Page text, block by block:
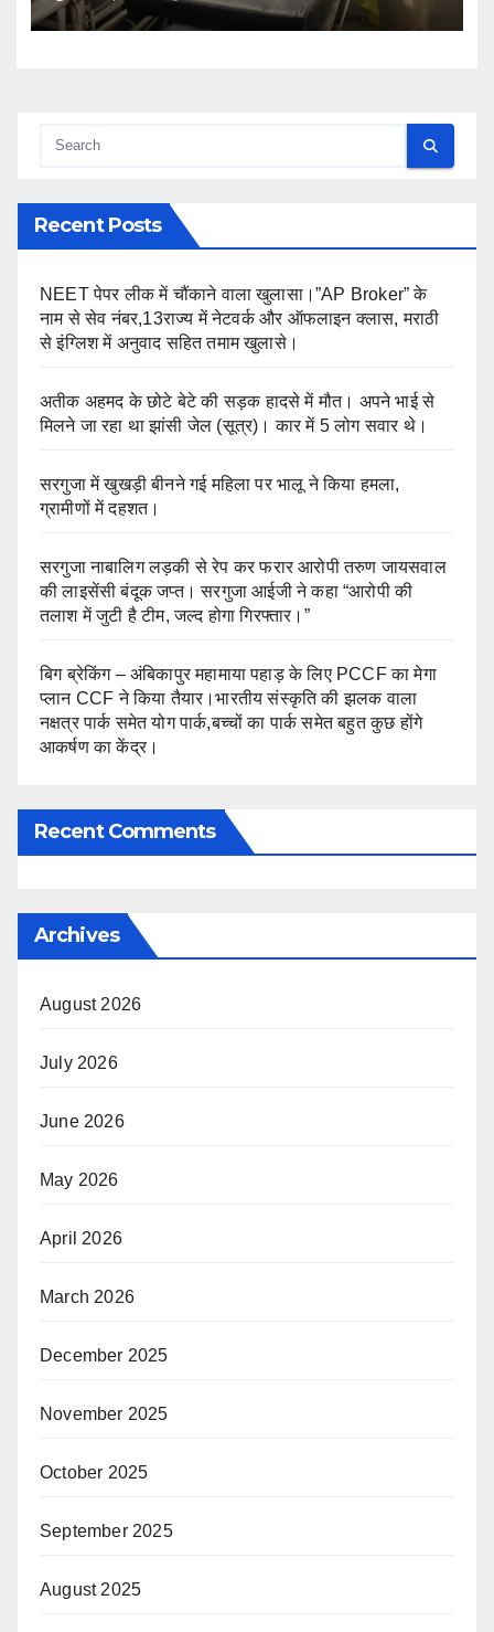
Recent Posts
NEET पेपर लीक में चौंकाने वाला खुलासा।”AP Broker” के
नाम से सेव नंबर,13राज्य में नेटवर्क और ऑफलाइन क्लास, मराठी
से इंग्लिश में अनुवाद सहित तमाम खुलासे।
अतीक अहमद के छोटे बेटे की सड़क हादसे में मौत। अपने भाई से
मिलने जा रहा था झांसी जेल (सूत्र)। कार में 5 लोग सवार थे।
सरगुजा में खुखड़ी बीनने गई महिला पर भालू ने किया हमला,
ग्रामीणों में दहशत।
सरगुजा नाबालिग लड़की से रेप कर फरार आरोपी तरुण जायसवाल
की लाइसेंसी बंदूक जप्त। सरगुजा आईजी ने कहा “आरोपी की
तलाश में जुटी है टीम, जल्द होगा गिरफ्तार।”
बिग ब्रेकिंग – अंबिकापुर महामाया पहाड़ के लिए PCCF का मेगा
प्लान CCF ने किया तैयार।भारतीय संस्कृति की झलक वाला
नक्षत्र पार्क समेत योग पार्क,बच्चों का पार्क समेत बहुत कुछ होंगे
आकर्षण का केंद्र।
Recent Comments
Archives
August 2026
July 2026
June 2026
May 2026
April 2026
March 2026
December 2025
November 2025
October 2025
September 2025
August 2025